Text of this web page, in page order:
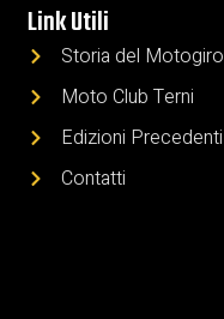
Link Utili
Storia del Motogiro
Moto Club Terni
Edizioni Precedenti
Contatti